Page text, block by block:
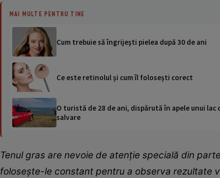
MAI MULTE PENTRU TINE
Cum trebuie să îngrijeşti pielea după 30 de ani
Ce este retinolul și cum îl folosești corect
O turistă de 28 de ani, dispărută în apele unui
salvare
Tenul gras are nevoie de atenție specială din
folosește-le constant pentru a observa rezultate